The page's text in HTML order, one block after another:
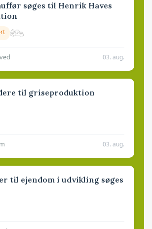
søges til Henrik Haves
03. aug.
til griseproduktion
03. aug.
til ejendom i udvikling søges